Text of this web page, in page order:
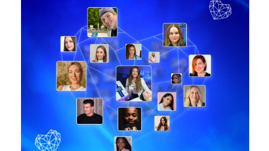
consistentes que enamoran a sus clientes.